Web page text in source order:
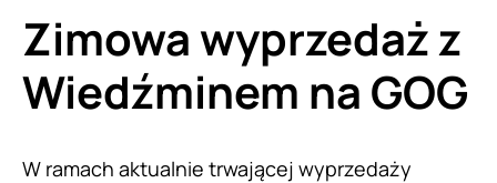
Zimowa wyprzedaż z
Wiedźminem na GOG
W ramach aktualnie trwającej wyprzedaży